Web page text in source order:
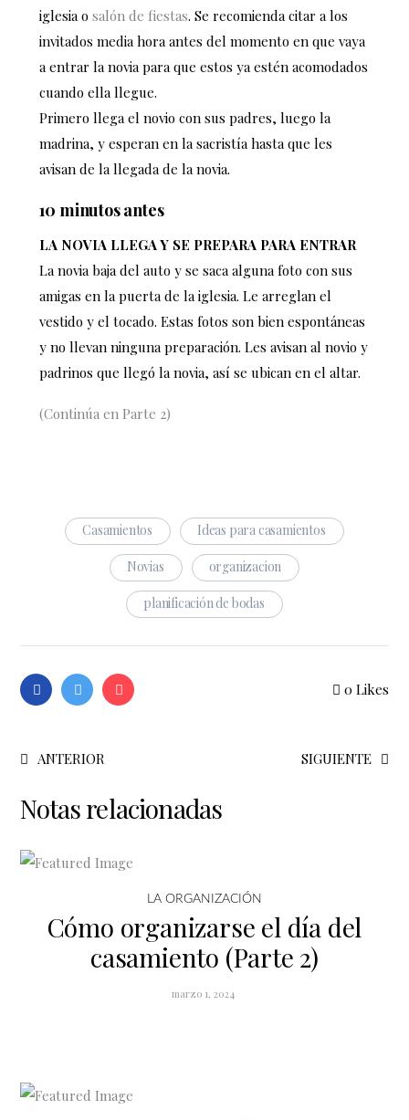
iglesia o salón de fiestas. Se recomienda citar a los
invitados media hora antes del momento en que vaya
a entrar la novia para que estos ya estén acomodados
cuando ella llegue.
Primero llega el novio con sus padres, luego la
madrina, y esperan en la sacristía hasta que les
avisan de la llegada de la novia.
10 minutos antes
LA NOVIA LLEGA Y SE PREPARA PARA ENTRAR
La novia baja del auto y se saca alguna foto con sus
amigas en la puerta de la iglesia. Le arreglan el
vestido y el tocado. Estas fotos son bien espontáneas
y no llevan ninguna preparación. Les avisan al novio y
padrinos que llegó la novia, así se ubican en el altar.
(Continúa en Parte 2)
Casamientos Ideas para casamientos
Novias organizacion
planificación de bodas
0 Likes
ANTERIOR SIGUIENTE
Notas relacionadas
LA ORGANIZACIÓN
Cómo organizarse el día del
casamiento (Parte 2)
marzo 1, 2024